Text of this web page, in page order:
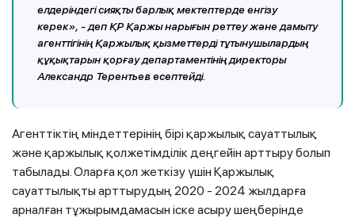
елдеріндегі сияқты барлық мектептерде енгізу
керек», - деп ҚР Қаржы нарығын реттеу және дамыту
агенттігінің Қаржылық қызметтерді тұтынушылардың
құқықтарын қорғау департаментінің директоры
Александр Терентьев есептейді.
Агенттіктің міндеттерінің бірі қаржылық сауаттылық
және қаржылық қолжетімділік деңгейін арттыру болып
табылады. Оларға қол жеткізу үшін Қаржылық
сауаттылықты арттырудың 2020 - 2024 жылдарға
арналған тұжырымдамасын іске асыру шеңберінде